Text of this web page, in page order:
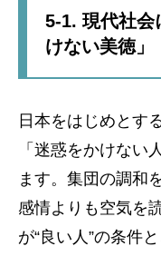
5-1. 現代社会
けない美徳」
日本をはじめとす
「迷惑をかけない
ます。集団の調和
感情よりも空気を
が“良い人”の条件